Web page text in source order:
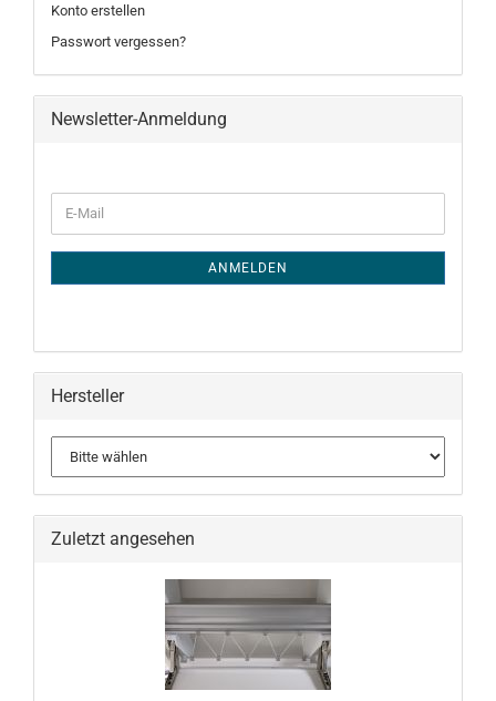
Konto erstellen
Passwort vergessen?
Newsletter-Anmeldung
ZUR
NEWSLETTER-
E-
Mail
ANMELDEN
Hersteller
Zuletzt angesehen